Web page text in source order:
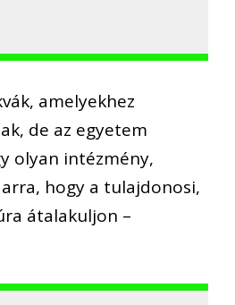
amelyekhez
de az egyetem
olyan intézmény,
hogy a tulajdonosi,
átalakuljon –